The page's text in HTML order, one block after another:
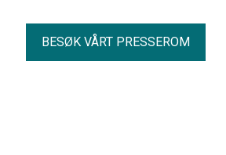
BESØK VÅRT PRESSEROM